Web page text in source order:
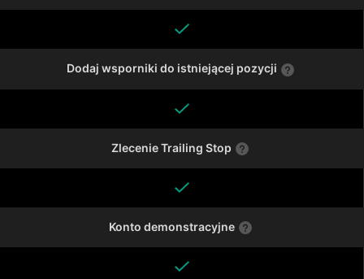
Dodaj wsporniki do istniejącej pozycji
Zlecenie Trailing Stop
Konto demonstracyjne